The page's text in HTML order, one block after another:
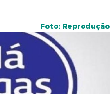
Foto: Reprodução